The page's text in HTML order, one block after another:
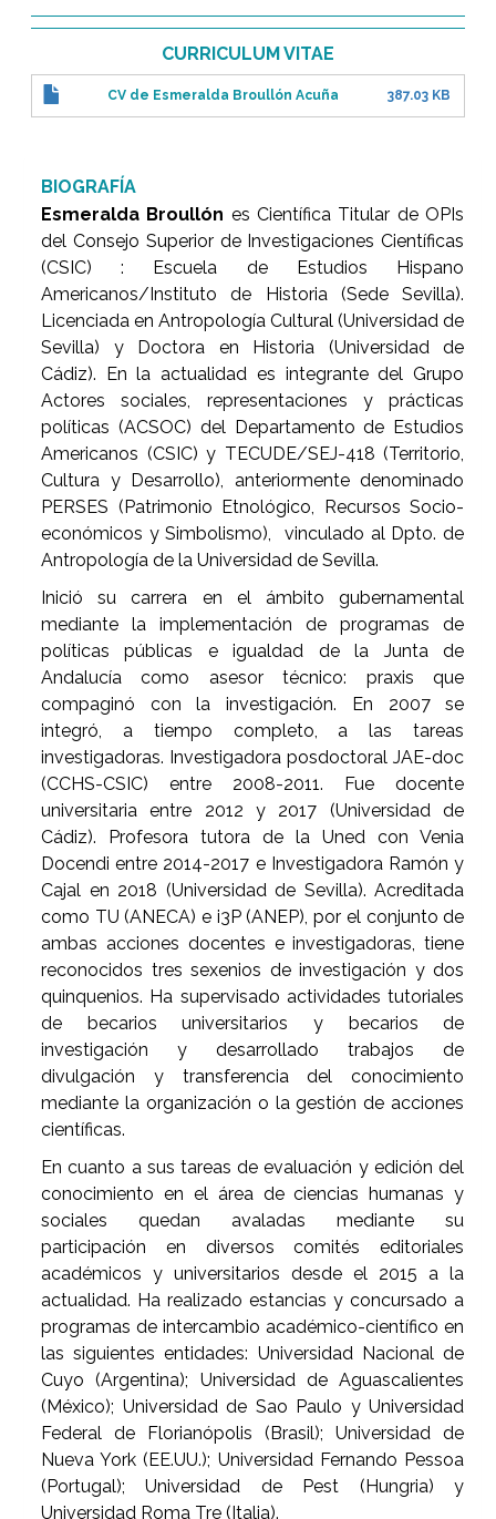
CURRICULUM VITAE
CV de Esmeralda Broullón Acuña 387.03 KB
BIOGRAFÍA
Esmeralda Broullón es Científica Titular de OPIs
del Consejo Superior de Investigaciones Científicas
(CSIC) : Escuela de Estudios Hispano
Americanos/Instituto de Historia (Sede Sevilla).
Licenciada en Antropología Cultural (Universidad de
Sevilla) y Doctora en Historia (Universidad de
Cádiz). En la actualidad es integrante del Grupo
Actores sociales, representaciones y prácticas
políticas (ACSOC) del Departamento de Estudios
Americanos (CSIC) y TECUDE/SEJ-418 (Territorio,
Cultura y Desarrollo), anteriormente denominado
PERSES (Patrimonio Etnológico, Recursos Socio-
económicos y Simbolismo), vinculado al Dpto. de
Antropología de la Universidad de Sevilla.
Inició su carrera en el ámbito gubernamental
mediante la implementación de programas de
políticas públicas e igualdad de la Junta de
Andalucía como asesor técnico: praxis que
compaginó con la investigación. En 2007 se
integró, a tiempo completo, a las tareas
investigadoras. Investigadora posdoctoral JAE-doc
(CCHS-CSIC) entre 2008-2011. Fue docente
universitaria entre 2012 y 2017 (Universidad de
Cádiz). Profesora tutora de la Uned con Venia
Docendi entre 2014-2017 e Investigadora Ramón y
Cajal en 2018 (Universidad de Sevilla). Acreditada
como TU (ANECA) e i3P (ANEP), por el conjunto de
ambas acciones docentes e investigadoras, tiene
reconocidos tres sexenios de investigación y dos
quinquenios. Ha supervisado actividades tutoriales
de becarios universitarios y becarios de
investigación y desarrollado trabajos de
divulgación y transferencia del conocimiento
mediante la organización o la gestión de acciones
científicas.
En cuanto a sus tareas de evaluación y edición del
conocimiento en el área de ciencias humanas y
sociales quedan avaladas mediante su
participación en diversos comités editoriales
académicos y universitarios desde el 2015 a la
actualidad. Ha realizado estancias y concursado a
programas de intercambio académico-científico en
las siguientes entidades: Universidad Nacional de
Cuyo (Argentina); Universidad de Aguascalientes
(México); Universidad de Sao Paulo y Universidad
Federal de Florianópolis (Brasil); Universidad de
Nueva York (EE.UU.); Universidad Fernando Pessoa
(Portugal); Universidad de Pest (Hungria) y
Universidad Roma Tre (Italia).